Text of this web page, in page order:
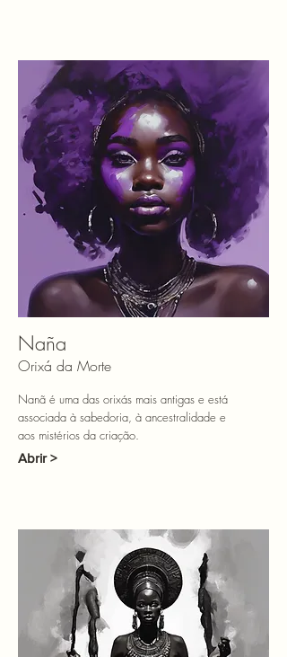
Naña
Orixá da Morte
Nanã é uma das orixás mais antigas e está
associada à sabedoria, à ancestralidade e
aos mistérios da criação.
Abrir >